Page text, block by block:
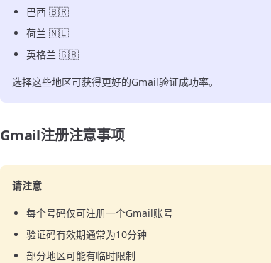
巴西 🇧🇷
荷兰 🇳🇱
英格兰 🇬🇧
选择这些地区可获得更好的Gmail验证成功率。
Gmail注册注意事项
请注意
每个号码仅可注册一个Gmail账号
验证码有效期通常为10分钟
部分地区可能有临时限制